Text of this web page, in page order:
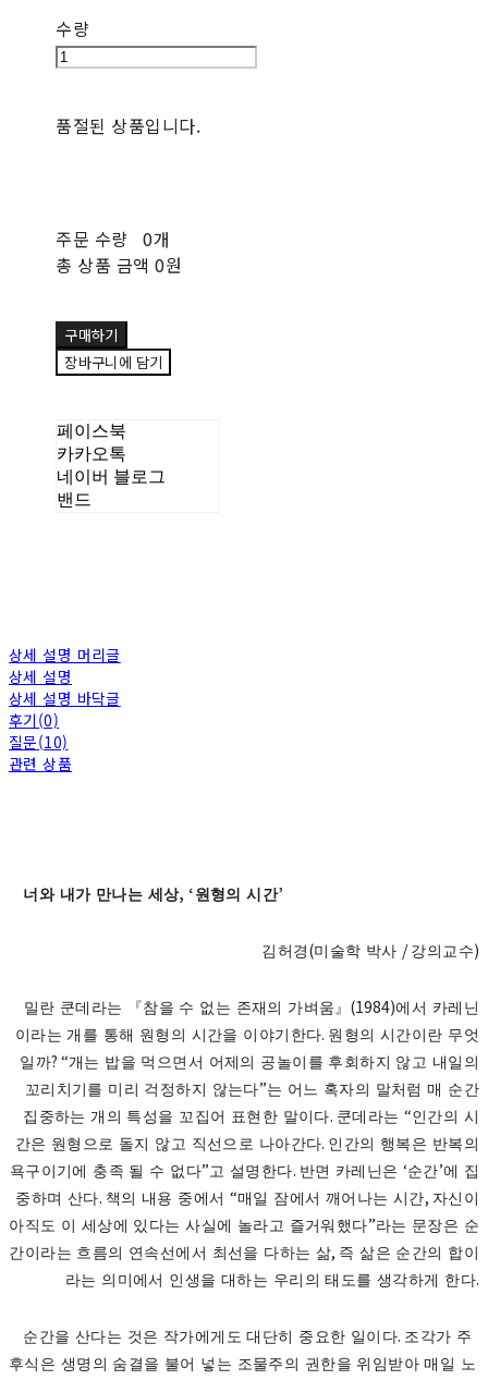
수량
품절된 상품입니다.
주문 수량 0개
총 상품 금액 0원
구매하기
장바구니에 담기
페이스북
카카오톡
네이버 블로그
밴드
상세 설명 머리글
상세 설명
상세 설명 바닥글
후기(0)
질문(10)
관련 상품
너와 내가 만나는 세상, ‘ 원형의 시간’
김허경 (미술학 박사 / 강의교수)
밀란 쿤데라는 『 참을 수 없는 존재의 가벼움』 (1984)에서 카레닌
이라는 개를 통해 원형의 시간을 이야기한다. 원형의 시간이란 무엇
일까? “개는 밥을 먹으면서 어제의 공놀이를 후회하지 않고 내일의
꼬리치기를 미리 걱정하지 않는다”는 어느 혹자의 말처럼 매 순간
집중하는 개의 특성을 꼬집어 표현한 말이다. 쿤데라는 “인간의 시
간은 원형으로 돌지 않고 직선으로 나아간다. 인간의 행복은 반복의
욕구이기에 충족 될 수 없다”고 설명한다. 반면 카레닌은 ‘순간’에 집
중하며 산다. 책의 내용 중에서 “매일 잠에서 깨어나는 시간, 자신이
아직도 이 세상에 있다는 사실에 놀라고 즐거워했다”라는 문장은 순
간이라는 흐름의 연속선에서 최선을 다하는 삶, 즉 삶은 순간의 합이
라는 의미에서 인생을 대하는 우리의 태도를 생각하게 한다.
순간을 산다는 것은 작가에게도 대단히 중요한 일이다. 조각가 주
후식은 생명의 숨결을 불어 넣는 조물주의 권한을 위임받아 매일 노